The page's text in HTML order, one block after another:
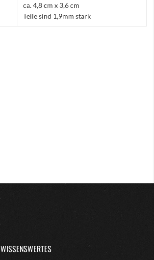
ca. 4,8 cm x 3,6 cm
Teile sind 1,9mm stark
WISSENSWERTES